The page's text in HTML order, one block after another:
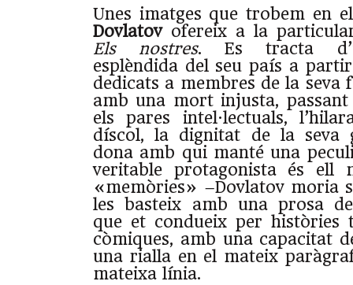
Unes imatges que trobem en
Dovlatovofereix a la
Els nostres. Es tracta
esplèndida del seu país a
dedicats a membres de la seva
amb una mort injusta, passant
els pares intel·lectuals,
díscol, la dignitat de la seva
dona amb qui manté una
veritable protagonista és ell
«memòries» –Dovlatov moria
les basteix amb una prosa
que et condueix per històries
còmiques, amb una capacitat
una rialla en el mateix
mateixa línia.